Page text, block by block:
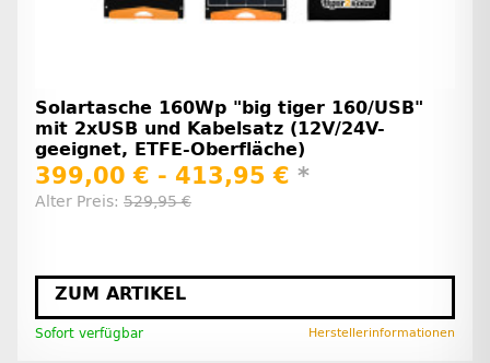
Solartasche 160Wp "big tiger 160/USB"
mit 2xUSB und Kabelsatz (12V/24V-
geeignet, ETFE-Oberfläche)
399,00 € - 413,95 € *
Alter Preis: 529,95 €
ZUM ARTIKEL
Sofort verfügbar Herstellerinformationen